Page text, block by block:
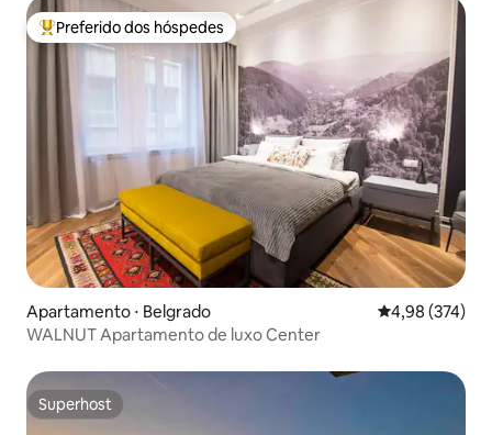
Entre os melhores preferidos dos hóspedes
Preferido dos hóspedes
Apartamento ⋅ Belgrado 4,98 de uma
4,98 (374)
WALNUT Apartamento de luxo Сenter
Superhost
Superhost